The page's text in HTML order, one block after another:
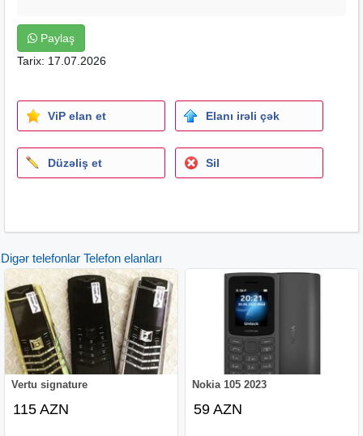
Paylaş
Tarix: 17.07.2026
ViP elan et Elanı irəli çək
Düzəliş et Sil
Digər telefonlar Telefon elanları
Vertu signature
115 AZN
Nokia 105 2023
59 AZN